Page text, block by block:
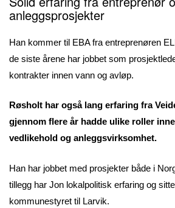
anleggsprosjekter
Han kommer til EBA fra entreprenøren
de siste årene har jobbet som
kontrakter innen vann og avløp.
Røsholt har også lang erfaring fra
gjennom flere år hadde ulike roller
vedlikehold og anleggsvirksomhet.
Han har jobbet med prosjekter både i
tillegg har Jon lokalpolitisk erfaring og
kommunestyret til Larvik.